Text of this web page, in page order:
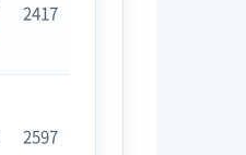
2417
2597